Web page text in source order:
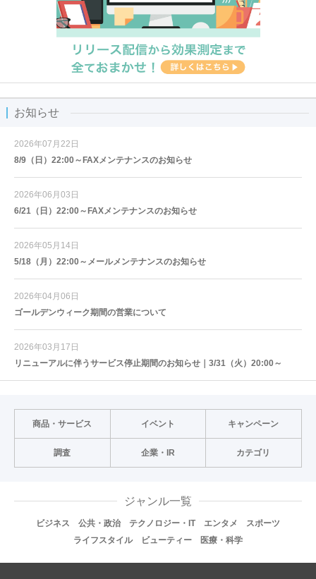
お知らせ
2026年07月22日
8/9（日）22:00～FAXメンテナンスのお知らせ
2026年06月03日
6/21（日）22:00～FAXメンテナンスのお知らせ
2026年05月14日
5/18（月）22:00～メールメンテナンスのお知らせ
2026年04月06日
ゴールデンウィーク期間の営業について
2026年03月17日
リニューアルに伴うサービス停止期間のお知らせ｜3/31（火）20:00～
商品・サービス イベント キャンペーン
調査 企業・IR カテゴリ
ジャンル一覧
ビジネス 公共・政治 テクノロジー・IT エンタメ
スポーツ
ライフスタイル
ビューティー 医療・科学